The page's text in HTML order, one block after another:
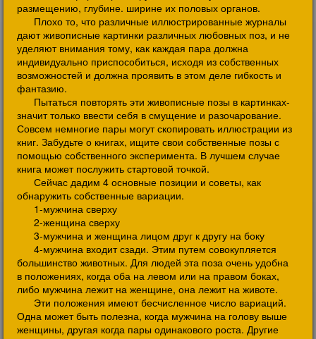
размещению, глубине. ширине их половых органов.
Плохо то, что различные иллюстрированные журналы
дают живописные картинки различных любовных поз, и не
уделяют внимания тому, как каждая пара должна
индивидуально приспособиться, исходя из собственных
возможностей и должна проявить в этом деле гибкость и
фантазию.
Пытаться повторять эти живописные позы в картинках-
значит только ввести себя в смущение и разочарование.
Совсем немногие пары могут скопировать иллюстрации из
книг. Забудьте о книгах, ищите свои собственные позы с
помощью собственного эксперимента. В лучшем случае
книга может послужить стартовой точкой.
Сейчас дадим 4 основные позиции и советы, как
обнаружить собственные вариации.
1-мужчина сверху
2-женщина сверху
3-мужчина и женщина лицом друг к другу на боку
4-мужчина входит сзади. Этим путем совокупляется
большинство животных. Для людей эта поза очень удобна
в положениях, когда оба на левом или на правом боках,
либо мужчина лежит на женщине, она лежит на животе.
Эти положения имеют бесчисленное число вариаций.
Одна может быть полезна, когда мужчина на голову выше
женщины, другая когда пары одинакового роста. Другие